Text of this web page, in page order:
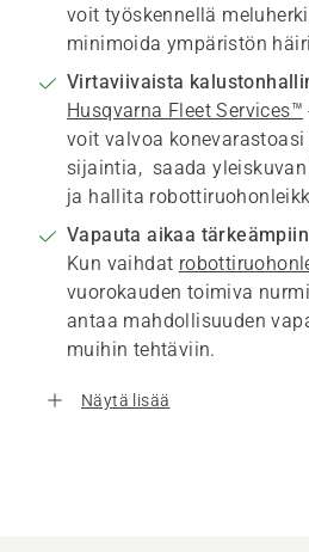
voit työskennellä
minimoida ympäristön
Virtaviivaista
Husqvarna Fleet Services™
voit valvoa
sijaintia, saada
ja hallita
Vapauta aikaa
Kun vaihdat
vuorokauden toimiva
antaa mahdollisuuden
muihin tehtäviin.
Näytä lisää